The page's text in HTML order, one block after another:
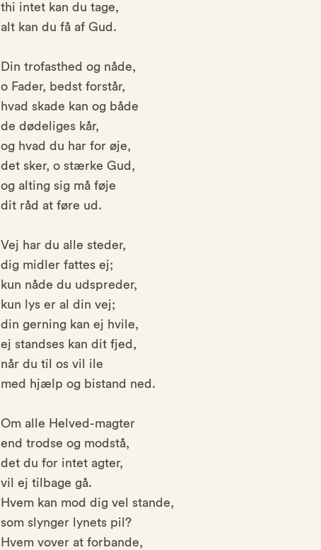
thi intet kan du tage,
alt kan du få af Gud.
Din trofasthed og nåde,
o Fader, bedst forstår,
hvad skade kan og både
de dødeliges kår,
og hvad du har for øje,
det sker, o stærke Gud,
og alting sig må føje
dit råd at føre ud.
Vej har du alle steder,
dig midler fattes ej;
kun nåde du udspreder,
kun lys er al din vej;
din gerning kan ej hvile,
ej standses kan dit fjed,
når du til os vil ile
med hjælp og bistand ned.
Om alle Helved-magter
end trodse og modstå,
det du for intet agter,
vil ej tilbage gå.
Hvem kan mod dig vel stande,
som slynger lynets pil?
Hvem vover at forbande,